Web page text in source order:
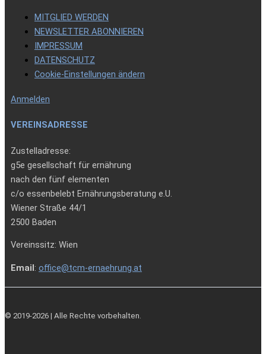
MITGLIED WERDEN
NEWSLETTER ABONNIEREN
IMPRESSUM
DATENSCHUTZ
Cookie-Einstellungen ändern
Anmelden
VEREINSADRESSE
Zustelladresse:
g5e gesellschaft für ernährung
nach den fünf elementen
c/o essenbelebt Ernährungsberatung e.U.
Wiener Straße 44/1
2500 Baden
Vereinssitz: Wien
Email: office@tcm-ernaehrung.at
© 2019-2026 | Alle Rechte vorbehalten.